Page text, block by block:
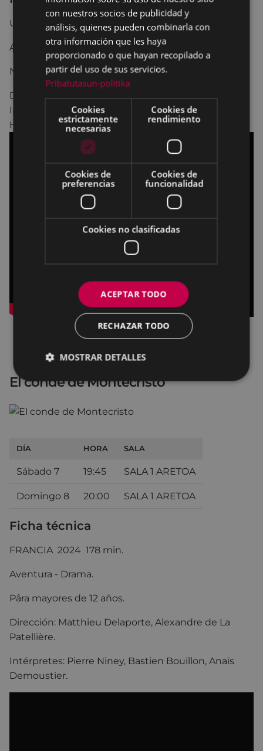
USA 2024 111min.
Acción.
No recomendada para menores de 18 años.
Dirección:Rupert Sanders.
Intérpretes:
Bill Skarsgård FKA Twigs, Danny
Huston
El conde de Montecristo
DÍA HORA SALA
Sábado 7 19:45 SALA 1 ARETOA
Domingo 8 20:00 SALA 1 ARETOA
Ficha técnica
FRANCIA 2024 178 min.
Aventura - Drama.
Pâra mayores de 12 años.
Dirección: Matthieu Delaporte, Alexandre de La
Patellière.
Intérpretes: Pierre Niney, Bastien Bouillon, Anaïs
Demoustier.
con nuestros socios de publicidad y
análisis, quienes pueden combinarla con
otra información que les haya
proporcionado o que hayan recopilado a
partir del uso de sus servicios.
Pribatutasun-politika
Cookies
estrictamente
necesarias
Cookies de
rendimiento
Cookies de
preferencias
Cookies de
funcionalidad
Cookies no clasificadas
ACEPTAR TODO
RECHAZAR TODO
MOSTRAR DETALLES